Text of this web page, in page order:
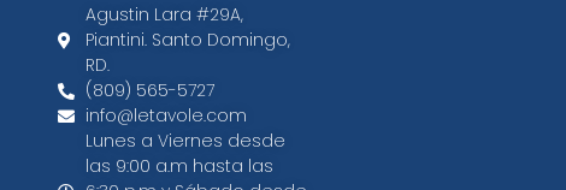
Agustin Lara #29A,
Piantini. Santo Domingo,
RD.​
(809) 565-5727
info@letavole.com
Lunes a Viernes desde
las 9:00 a.m hasta las